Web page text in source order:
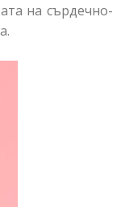
на сърдечно-